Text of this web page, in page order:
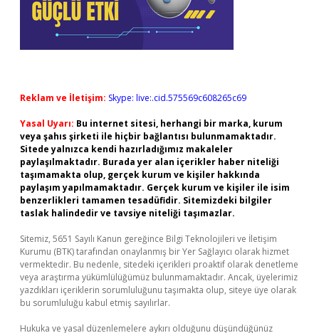
Reklam ve İletişim: Skype: live:.cid.575569c608265c69
Yasal Uyarı: Bu internet sitesi, herhangi bir marka, kurum
veya şahıs şirketi ile hiçbir bağlantısı bulunmamaktadır.
Sitede yalnızca kendi hazırladığımız makaleler
paylaşılmaktadır. Burada yer alan içerikler haber niteliği
taşımamakta olup, gerçek kurum ve kişiler hakkında
paylaşım yapılmamaktadır. Gerçek kurum ve kişiler ile isim
benzerlikleri tamamen tesadüfidir. Sitemizdeki bilgiler
taslak halindedir ve tavsiye niteliği taşımazlar.
Sitemiz, 5651 Sayılı Kanun gereğince Bilgi Teknolojileri ve İletişim
Kurumu (BTK) tarafından onaylanmış bir Yer Sağlayıcı olarak hizmet
vermektedir. Bu nedenle, sitedeki içerikleri proaktif olarak denetleme
veya araştırma yükümlülüğümüz bulunmamaktadır. Ancak, üyelerimiz
yazdıkları içeriklerin sorumluluğunu taşımakta olup, siteye üye olarak
bu sorumluluğu kabul etmiş sayılırlar.
Hukuka ve yasal düzenlemelere aykırı olduğunu düşündüğünüz